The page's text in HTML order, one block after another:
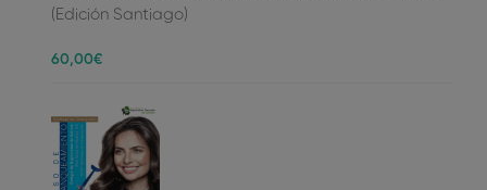
(Edición Santiago)
60,00€